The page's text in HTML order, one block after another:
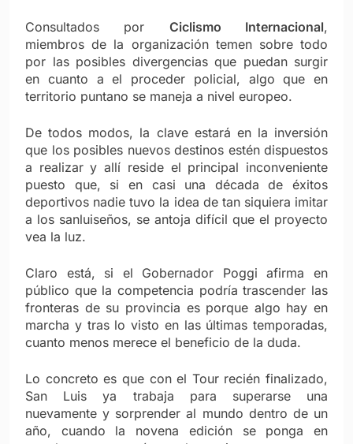
Consultados por Ciclismo Internacional,
miembros de la organización temen sobre todo
por las posibles divergencias que puedan surgir
en cuanto a el proceder policial, algo que en
territorio puntano se maneja a nivel europeo.
De todos modos, la clave estará en la inversión
que los posibles nuevos destinos estén dispuestos
a realizar y allí reside el principal inconveniente
puesto que, si en casi una década de éxitos
deportivos nadie tuvo la idea de tan siquiera imitar
a los sanluiseños, se antoja difícil que el proyecto
vea la luz.
Claro está, si el Gobernador Poggi afirma en
público que la competencia podría trascender las
fronteras de su provincia es porque algo hay en
marcha y tras lo visto en las últimas temporadas,
cuanto menos merece el beneficio de la duda.
Lo concreto es que con el Tour recién finalizado,
San Luis ya trabaja para superarse una
nuevamente y sorprender al mundo dentro de un
año, cuando la novena edición se ponga en